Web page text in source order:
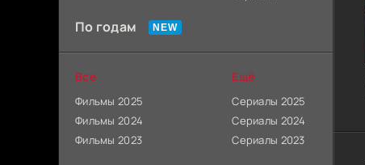
По годам
Все
Фильмы 2025
Фильмы 2024
Фильмы 2023
Ещё
Сериалы 2025
Сериалы 2024
Сериалы 2023